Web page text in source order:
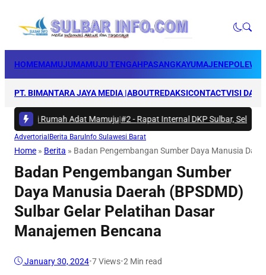
HOMEMAMUJUMAMUJU TENGAHPASANGKAYUMAJENE
PT. BIMANTARA JAYA MEDIA |ABOUTREDAKSICONTACTVISI DAN
di Rumah Adat Mamuju|#2 -Rapat Internal DKP Sulbar, Selaraskan
Advertorial Berita Baru Info Sulawesi Barat
Home » Berita » Badan Pengembangan Sumber Daya Manusia
Badan Pengembangan Sumber
Daya Manusia Daerah (BPSDMD)
Sulbar Gelar Pelatihan Dasar
Manajemen Bencana
January 30, 2024•7Views•2 Min read